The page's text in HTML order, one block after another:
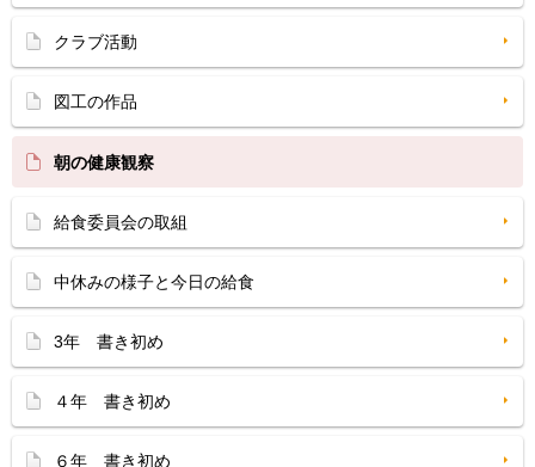
クラブ活動
図工の作品
朝の健康観察
給食委員会の取組
中休みの様子と今日の給食
3年 書き初め
４年 書き初め
６年 書き初め